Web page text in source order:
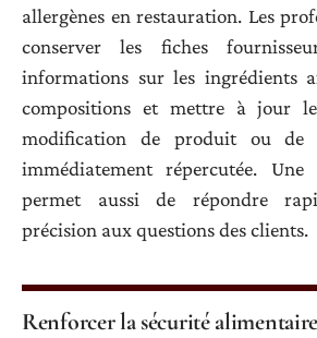
allergènes en restauration. Les
conserver les fiches
informations sur les ingrédients
compositions et mettre à jour
modification de produit ou de
immédiatement répercutée.
permet aussi de répondre
précision aux questions des clients.
Renforcer la sécurité